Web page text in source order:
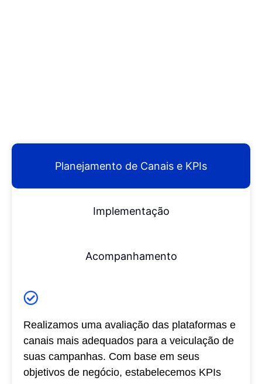
Planejamento de Canais e KPIs
Implementação
Acompanhamento
Realizamos uma avaliação das plataformas e
canais mais adequados para a veiculação de
suas campanhas. Com base em seus
objetivos de negócio, estabelecemos KPIs